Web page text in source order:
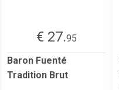
€ 27.95
Baron Fuenté
Tradition Brut